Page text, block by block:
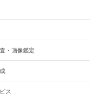
・画像鑑定
ス